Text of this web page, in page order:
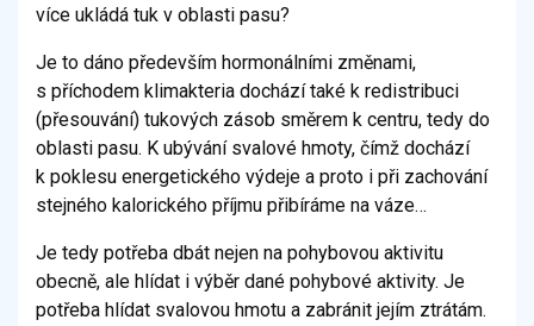
více ukládá tuk v oblasti pasu?
Je to dáno především hormonálními změnami,
s příchodem klimakteria dochází také k redistribuci
(přesouvání) tukových zásob směrem k centru, tedy do
oblasti pasu. K ubývání svalové hmoty, čímž dochází
k poklesu energetického výdeje a proto i při zachování
stejného kalorického příjmu přibíráme na váze…
Je tedy potřeba dbát nejen na pohybovou aktivitu
obecně, ale hlídat i výběr dané pohybové aktivity. Je
potřeba hlídat svalovou hmotu a zabránit jejím ztrátám.